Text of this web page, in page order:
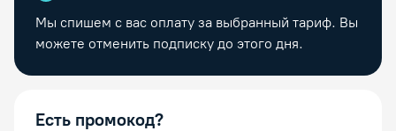
Мы спишем с вас оплату за выбранный тариф. Вы
можете отменить подписку до этого дня.
Есть промокод?